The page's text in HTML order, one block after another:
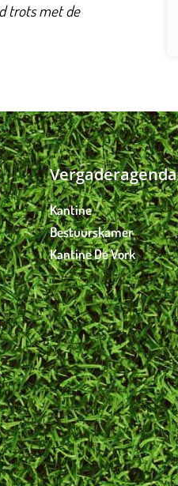
trots met de
Vergaderagenda
Kantine
Bestuurskamer
Kantine De Vork